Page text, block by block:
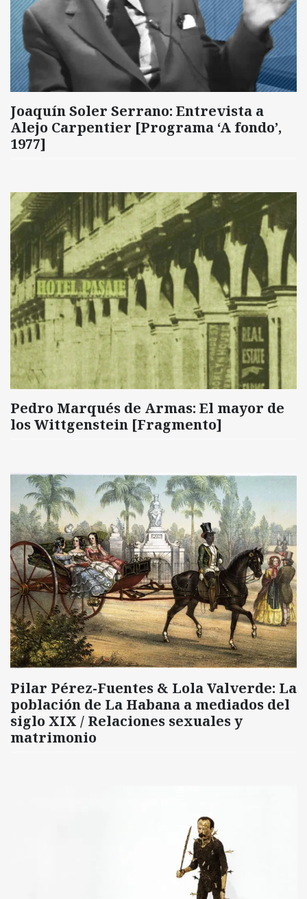
Joaquín Soler Serrano: Entrevista a
Alejo Carpentier [Programa ‘A fondo’,
1977]
Pedro Marqués de Armas: El mayor de
los Wittgenstein [Fragmento]
Pilar Pérez-Fuentes & Lola Valverde: La
población de La Habana a mediados del
siglo XIX / Relaciones sexuales y
matrimonio